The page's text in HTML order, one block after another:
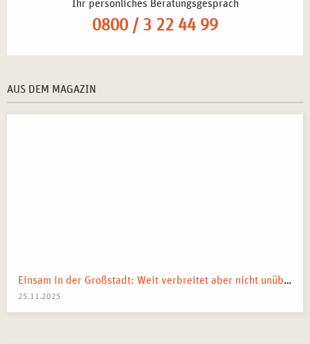
Seminarangebote.
Lehrtherapeutischer Selbsterfahrung mit
Ihr persönliches Beratungsgespräch
0800 / 3 22 44 99
AUS DEM MAGAZIN
Einsam in der Großstadt: Weit verbreitet aber nicht unüberwindbar
25.11.2025